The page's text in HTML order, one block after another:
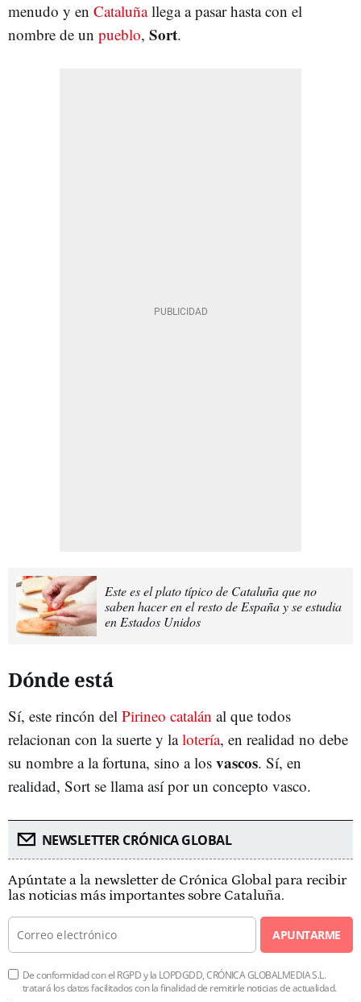
menudo y en Cataluñallega a pasar hasta con el
nombre de un pueblo, Sort.
Este es el plato típico de Cataluña que no
saben hacer en el resto de España y se estudia
en Estados Unidos
Dónde está
Sí, este rincón del Pirineo catalán al que todos
relacionan con la suerte y lalotería, en realidad no debe
su nombre a la fortuna, sino a los vascos. Sí, en
realidad, Sort se llama así por un concepto vasco.
NEWSLETTER CRÓNICA GLOBAL
Apúntate a la newsletter de Crónica Global para recibir
las noticias más importantes sobre Cataluña.
APUNTARME
De conformidad con el RGPD y la LOPDGDD, CRÓNICA GLOBALMEDIA S.L.
tratará los datos facilitados con la finalidad de remitirle noticias de actualidad.